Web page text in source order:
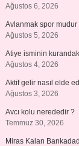
Ağustos 6, 2026
Avlanmak spor mudur
Ağustos 5, 2026
Atiye isminin
Ağustos 4, 2026
Aktif gelir nasıl elde
Ağustos 3, 2026
Avcı kolu nerededir ?
Temmuz 30, 2026
Miras Kalan